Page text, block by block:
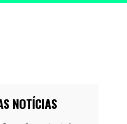
NOTÍCIAS